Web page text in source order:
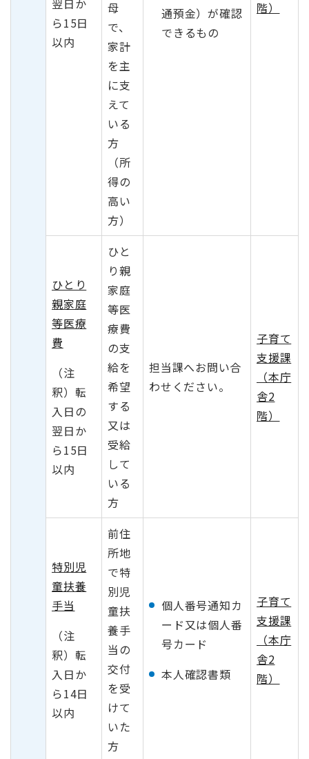
翌日か
ら15日
以内
母
で、
家計
を主
に支
えて
いる
方
（所
得の
高い
方）
通預金）が確認
できるもの
階）
ひとり
親家庭
等医療
費
（注
釈）転
入日の
翌日か
ら15日
以内
ひと
り親
家庭
等医
療費
の支
給を
希望
する
又は
受給
して
いる
方
担当課へお問い合
わせください。
子育て
支援課
（本庁
舎2
階）
特別児
童扶養
手当
（注
釈）転
入日か
ら14日
以内
前住
所地
で特
別児
童扶
養手
当の
交付
を受
けて
いた
方
個人番号通知カ
ード又は個人番
号カード
本人確認書類
子育て
支援課
（本庁
舎2
階）